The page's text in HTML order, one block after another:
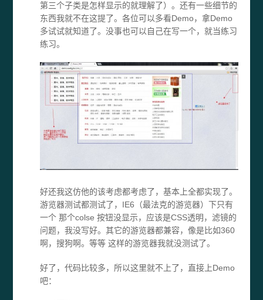
第三个子类是怎样显示的就理解了）。还有一些细节的
东西我就不在这提了。各位可以多看Demo，拿Demo
多试试就知道了。没事也可以自己在写一个，就当练习
练习。
好还我这仿他的该考虑都考虑了，基本上全都实现了。
游览器测试都测试了，IE6（最法克的游览器）下只有
一个 那个colse 按钮没显示，应该是CSS透明，滤镜的
问题，我没写好。其它的游览器都兼容，像是比如360
啊，搜狗啊。等等 这样的游览器我就没测试了。
好了，代码比较多，所以这里就不上了，直接上Demo
吧：